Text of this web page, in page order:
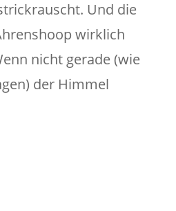
Und die
wirklich
nicht gerade (wie
der Himmel